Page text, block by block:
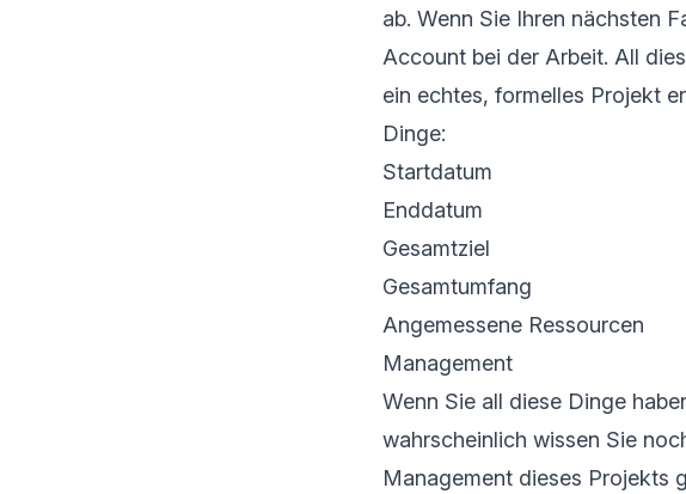
ab. Wenn Sie Ihren nächsten
Account bei der Arbeit. All
ein echtes, formelles Projekt
Dinge:
Startdatum
Enddatum
Gesamtziel
Gesamtumfang
Angemessene Ressourcen
Management
Wenn Sie all diese Dinge
wahrscheinlich wissen Sie
Management dieses Projekts